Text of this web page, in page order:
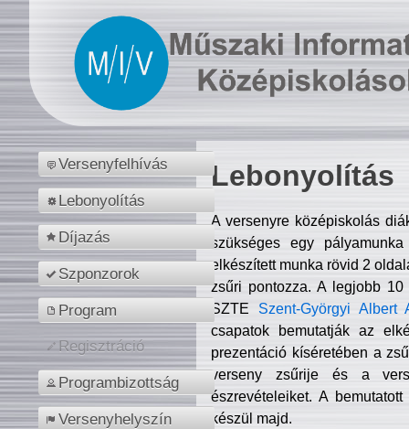
Versenyfelhívás
Lebonyolítás
Díjazás
Szponzorok
Program
Regisztráció
Programbizottság
Versenyhelyszín
Lebonyolítás
A versenyre középiskolás
szükséges egy
elkészített munka rövid 2
zsűri pontozza. A legjobb
SZTE Szent-Györgyi Albert
csapatok bemutatják az
prezentáció kíséretében a
verseny zsűrije és a
észrevételeiket. A
készül majd.